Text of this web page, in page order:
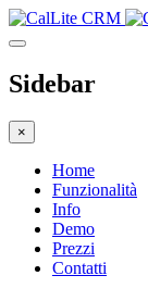
Sidebar
×
Home
Funzionalità
Info
Demo
Prezzi
Contatti